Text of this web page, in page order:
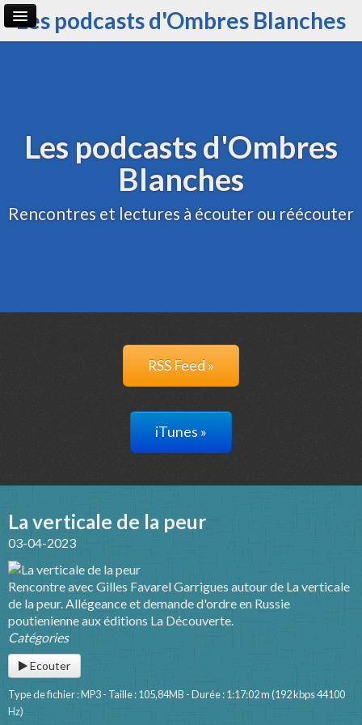
Les podcasts d'Ombres Blanches
Les podcasts d'Ombres
Blanches
Rencontres et lectures à écouter ou réécouter
RSS Feed »
iTunes »
La verticale de la peur
03-04-2023
Rencontre avec Gilles Favarel Garrigues autour de La verticale
de la peur. Allégeance et demande d'ordre en Russie
poutienienne aux éditions La Découverte.
Catégories
Ecouter
Type de fichier : MP3 - Taille : 105,84MB - Durée : 1:17:02 m (192 kbps 44100
Hz)